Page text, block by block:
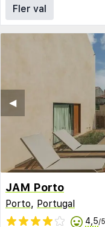
Fler val
◀︎
JAM Porto
Porto, Portugal
4,5/5